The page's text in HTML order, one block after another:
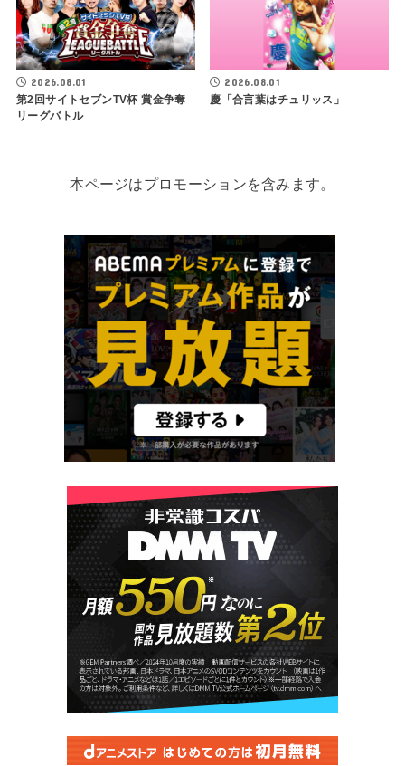
2026.08.01
第2回サイトセブンTV杯 賞金争奪
リーグバトル
2026.08.01
慶「合言葉はチュリッス」
本ページはプロモーションを含みます。